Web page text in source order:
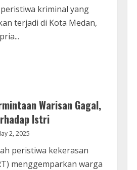
kriminal yang
terjadi di Kota Medan,
Warisan Gagal,
Istri
2, 2025
peristiwa kekerasan
menggemparkan warga